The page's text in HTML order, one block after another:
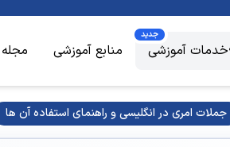
خدمات آموزشی
جدید
منابع آموزشی
جملات امری در انگلیسی و راهنمای استفاده آن ها